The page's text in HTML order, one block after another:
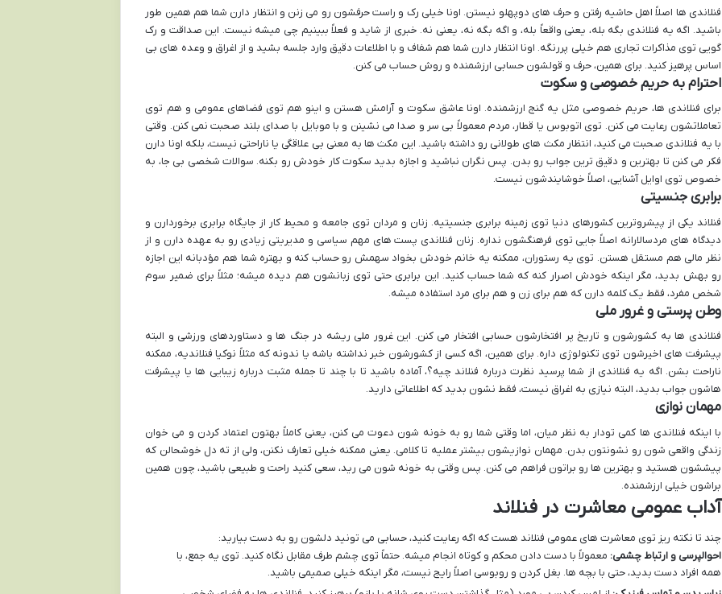
فنلاندی ها اصلاً اهل حاشیه رفتن و حرف های دوپهلو نیستن. اونا خیلی رک و راست حرفشون رو می زنن و انتظار دارن شما هم همین طور
باشید. اگه یه فنلاندی بگه بله، یعنی واقعاً بله، و اگه بگه نه، یعنی نه. خبری از شاید و فعلاً ببینیم چی میشه نیست. این صداقت و رک
گویی توی مذاکرات تجاری هم خیلی پررنگه. اونا انتظار دارن شما هم شفاف و با اطلاعات دقیق وارد جلسه بشید و از اغراق و وعده های بی
اساس پرهیز کنید. برای همین، حرف و قولشون حسابی ارزشمنده و روش حساب می کنن.
احترام به حریم خصوصی و سکوت
برای فنلاندی ها، حریم خصوصی مثل یه گنج ارزشمنده. اونا عاشق سکوت و آرامش هستن و اینو هم توی فضاهای عمومی و هم توی
تعاملاتشون رعایت می کنن. توی اتوبوس یا قطار، مردم معمولاً بی سر و صدا می نشینن و با موبایل با صدای بلند صحبت نمی کنن. وقتی
با یه فنلاندی صحبت می کنید، انتظار مکث های طولانی رو داشته باشید. این مکث ها به معنی بی علاقگی یا ناراحتی نیست، بلکه اونا دارن
فکر می کنن تا بهترین و دقیق ترین جواب رو بدن. پس نگران نباشید و اجازه بدید سکوت کار خودش رو بکنه. سوالات شخصی بی جا، به
خصوص توی اوایل آشنایی، اصلاً خوشایندشون نیست.
برابری جنسیتی
فنلاند یکی از پیشروترین کشورهای دنیا توی زمینه برابری جنسیتیه. زنان و مردان توی جامعه و محیط کار از جایگاه برابری برخوردارن و
دیدگاه های مردسالارانه اصلاً جایی توی فرهنگشون نداره. زنان فنلاندی پست های مهم سیاسی و مدیریتی زیادی رو به عهده دارن و از
نظر مالی هم مستقل هستن. توی یه رستوران، ممکنه یه خانم خودش بخواد سهمش رو حساب کنه و بهتره شما هم مؤدبانه این اجازه
رو بهش بدید، مگر اینکه خودش اصرار کنه که شما حساب کنید. این برابری حتی توی زبانشون هم دیده میشه؛ مثلاً برای ضمیر سوم
شخص مفرد، فقط یک کلمه دارن که هم برای زن و هم برای مرد استفاده میشه.
وطن پرستی و غرور ملی
فنلاندی ها به کشورشون و تاریخ پر افتخارشون حسابی افتخار می کنن. این غرور ملی ریشه در جنگ ها و دستاوردهای ورزشی و البته
پیشرفت های اخیرشون توی تکنولوژی داره. برای همین، اگه کسی از کشورشون خبر نداشته باشه یا ندونه که مثلاً نوکیا فنلاندیه، ممکنه
ناراحت بشن. اگه یه فنلاندی از شما پرسید نظرت درباره فنلاند چیه؟، آماده باشید تا با چند تا جمله مثبت درباره زیبایی ها یا پیشرفت
هاشون جواب بدید، البته نیازی به اغراق نیست، فقط نشون بدید که اطلاعاتی دارید.
مهمان نوازی
با اینکه فنلاندی ها کمی تودار به نظر میان، اما وقتی شما رو به خونه شون دعوت می کنن، یعنی کاملاً بهتون اعتماد کردن و می خوان
زندگی واقعی شون رو نشونتون بدن. مهمان نوازیشون بیشتر عملیه تا کلامی. یعنی ممکنه خیلی تعارف نکنن، ولی از ته دل خوشحالن که
پیششون هستید و بهترین ها رو براتون فراهم می کنن. پس وقتی به خونه شون می رید، سعی کنید راحت و طبیعی باشید، چون همین
براشون خیلی ارزشمنده.
آداب عمومی معاشرت در فنلاند
چند تا نکته ریز توی معاشرت های عمومی فنلاند هست که اگه رعایت کنید، حسابی می تونید دلشون رو به دست بیارید:
احوالپرسی و ارتباط چشمی: معمولاً با دست دادن محکم و کوتاه انجام میشه. حتماً توی چشم طرف مقابل نگاه کنید. توی یه جمع، با
همه افراد دست بدید، حتی با بچه ها. بغل کردن و روبوسی اصلاً رایج نیست، مگر اینکه خیلی صمیمی باشید.